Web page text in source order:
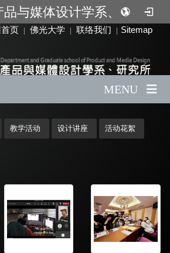
与媒体设计学系、研究所
页 佛光大学 联络我们 Sitemap
MENU
教学活动 设计讲座 活动花絮